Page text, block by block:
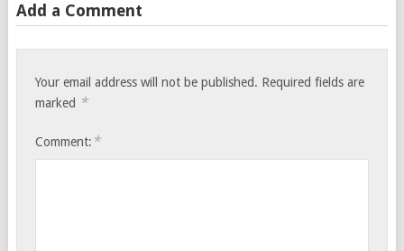
Add a Comment
Your email address will not be published. Required fields are
marked *
Comment: *